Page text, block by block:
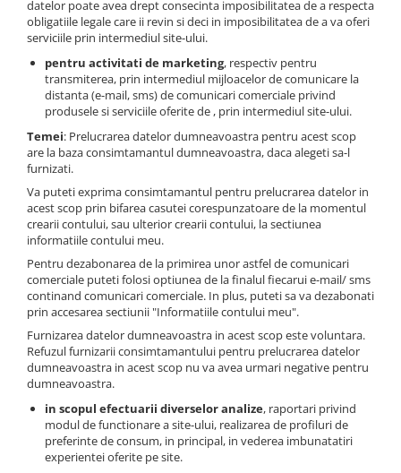
datelor poate avea drept consecinta imposibilitatea de a respecta
obligatiile legale care ii revin si deci in imposibilitatea de a va oferi
serviciile prin intermediul site-ului.
pentru activitati de marketing, respectiv pentru
transmiterea, prin intermediul mijloacelor de comunicare la
distanta (e-mail, sms) de comunicari comerciale privind
produsele si serviciile oferite de , prin intermediul site-ului.
Temei: Prelucrarea datelor dumneavoastra pentru acest scop
are la baza consimtamantul dumneavoastra, daca alegeti sa-l
furnizati.
Va puteti exprima consimtamantul pentru prelucrarea datelor in
acest scop prin bifarea casutei corespunzatoare de la momentul
crearii contului, sau ulterior crearii contului, la sectiunea
informatiile contului meu.
Pentru dezabonarea de la primirea unor astfel de comunicari
comerciale puteti folosi optiunea de la finalul fiecarui e-mail/ sms
continand comunicari comerciale. In plus, puteti sa va dezabonati
prin accesarea sectiunii "Informatiile contului meu".
Furnizarea datelor dumneavoastra in acest scop este voluntara.
Refuzul furnizarii consimtamantului pentru prelucrarea datelor
dumneavoastra in acest scop nu va avea urmari negative pentru
dumneavoastra.
in scopul efectuarii diverselor analize, raportari privind
modul de functionare a site-ului, realizarea de profiluri de
preferinte de consum, in principal, in vederea imbunatatiri
experientei oferite pe site.